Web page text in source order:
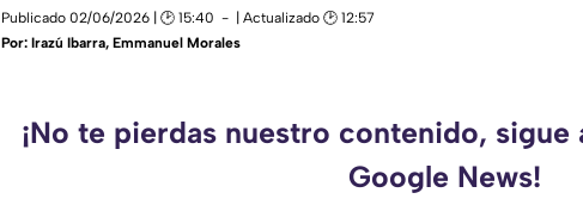
Publicado 02/06/2026 | 🕑 15:40
| Actualizado 🕑 12:57
Por: Irazú Ibarra, Emmanuel Morales
¡No te pierdas nuestro contenido, sigue
Google News!